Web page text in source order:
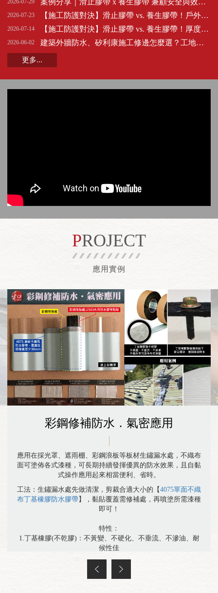
2026-07-29 案例分享｜滑止膠帶 x 養生膠帶 兼顧安全與效率的防護搭配工法
2026-07-23 【施工防護對決】滑止膠帶 vs. 養生膠帶！戶外遇水防滑與耐磨度實測
2026-07-14 【施工防護對決】滑止膠帶 vs. 養生膠帶！厚度與踩踏安全實測大公開
2026-06-02 建築外牆防水、矽利康施工修邊怎麼選？工地職人一致推薦金永貿 YAMATO Y805 外牆專用和紙膠帶
更多...
PROJECT
應用實例
彩鋼修補防水．氣密應用
應用在採光罩、遮雨棚、彩鋼浪板等板材生鏽漏水處，不織布
面可塗佈各式漆種，可長期持續發揮優異的防水效果，且自黏
式操作應用起來相當便利、省時。
工法：生鏽漏水處先做清潔，剪裁合適大小的【4075單面不織
布丁基橡膠防水膠帶】，黏貼覆蓋需修補處，再噴塗所需漆種
即可！
特性：
1.丁基橡膠(不乾膠)：不黃變、不硬化、不垂流、不滲油、耐
候性佳
3.氣密性優異，有效阻斷水路